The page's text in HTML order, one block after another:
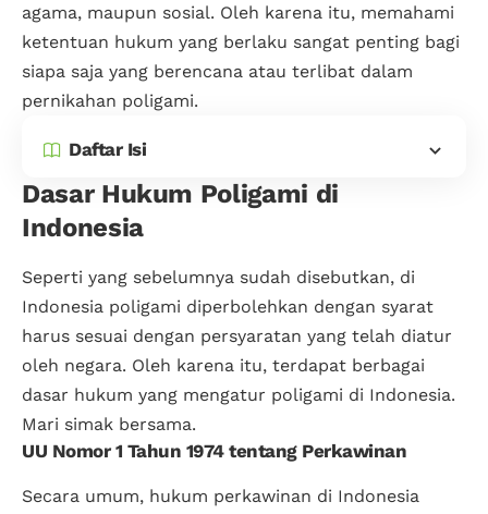
agama, maupun sosial. Oleh karena itu, memahami
ketentuan hukum yang berlaku sangat penting bagi
siapa saja yang berencana atau terlibat dalam
pernikahan poligami.
Daftar Isi
Dasar Hukum Poligami di
Indonesia
Seperti yang sebelumnya sudah disebutkan, di
Indonesia poligami diperbolehkan dengan syarat
harus sesuai dengan persyaratan yang telah diatur
oleh negara. Oleh karena itu, terdapat berbagai
dasar hukum yang mengatur poligami di Indonesia.
Mari simak bersama.
UU Nomor 1 Tahun 1974 tentang Perkawinan
Secara umum, hukum perkawinan di Indonesia